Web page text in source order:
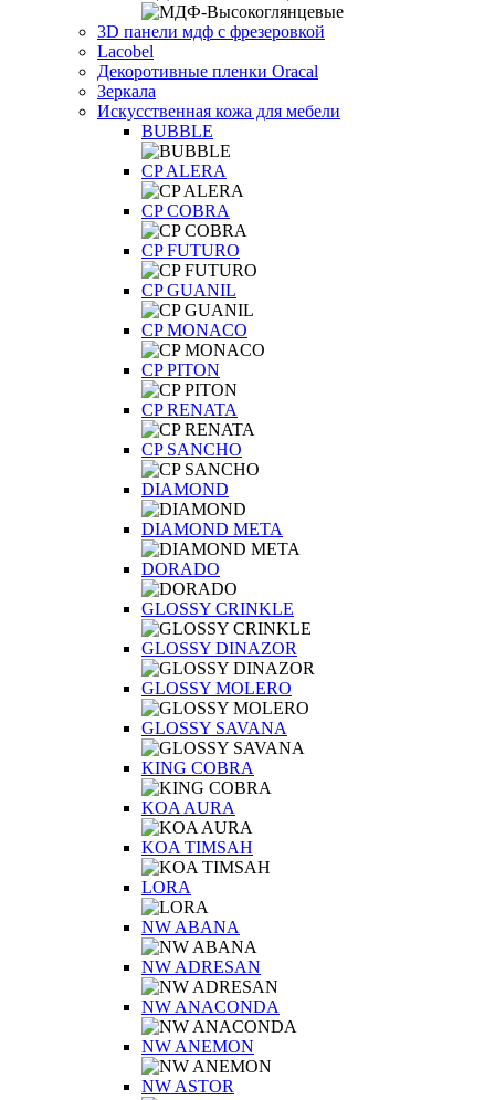
3D панели мдф с фрезеровкой
Lacobel
Декоротивные пленки Oracal
Зеркала
Искусственная кожа для мебели
BUBBLE
CP ALERA
CP COBRA
CP FUTURO
CP GUANIL
CP MONACO
CP PITON
CP RENATA
CP SANCHO
DIAMOND
DIAMOND META
DORADO
GLOSSY CRINKLE
GLOSSY DINAZOR
GLOSSY MOLERO
GLOSSY SAVANA
KING COBRA
KOA AURA
KOA TIMSAH
LORA
NW ABANA
NW ADRESAN
NW ANACONDA
NW ANEMON
NW ASTOR